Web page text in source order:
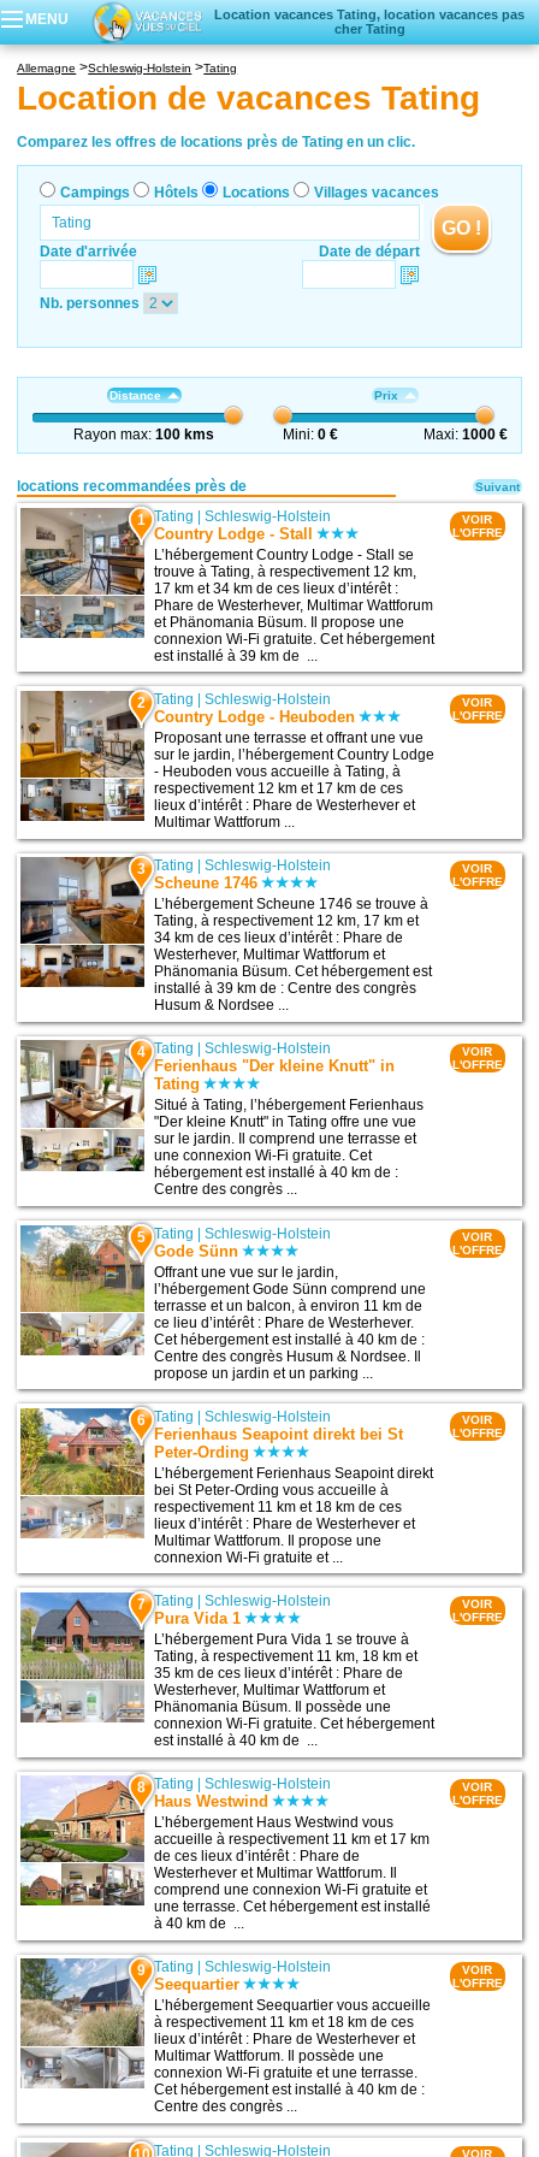
MENU
Location vacances Tating, location vacances pas
cher Tating
Locations vacances
Villages vacances
Allemagne Schleswig-Holstein Tating
Location de vacances Tating
Comparez les offres de locations près de Tating en un clic.
Campings Hôtels Locations Villages vacances
Date d'arrivée Date de départ
GO !
Nb. personnes
Distance
Rayon max:100 kms
Prix
Mini:0 € Maxi: 1000 €
locations recommandées près de
1 Tating |Schleswig-Holstein
Country Lodge - Stall
L’hébergement Country Lodge - Stall se
trouve à Tating, à respectivement 12 km,
17 km et 34 km de ces lieux d’intérêt :
Phare de Westerhever, Multimar Wattforum
et Phänomania Büsum. Il propose une
connexion Wi-Fi gratuite. Cet hébergement
est installé à 39 km de ...
VOIR
L'OFFRE
2 Tating |Schleswig-Holstein
Country Lodge - Heuboden
Proposant une terrasse et offrant une vue
sur le jardin, l’hébergement Country Lodge
- Heuboden vous accueille à Tating, à
respectivement 12 km et 17 km de ces
lieux d’intérêt : Phare de Westerhever et
Multimar Wattforum ...
VOIR
L'OFFRE
3 Tating |Schleswig-Holstein
Scheune 1746
L’hébergement Scheune 1746 se trouve à
Tating, à respectivement 12 km, 17 km et
34 km de ces lieux d’intérêt : Phare de
Westerhever, Multimar Wattforum et
Phänomania Büsum. Cet hébergement est
installé à 39 km de : Centre des congrès
Husum & Nordsee ...
VOIR
L'OFFRE
4 Tating |Schleswig-Holstein
Ferienhaus "Der kleine Knutt" in
Tating
Situé à Tating, l’hébergement Ferienhaus
"Der kleine Knutt" in Tating offre une vue
sur le jardin. Il comprend une terrasse et
une connexion Wi-Fi gratuite. Cet
hébergement est installé à 40 km de :
Centre des congrès ...
VOIR
L'OFFRE
5 Tating |Schleswig-Holstein
Gode Sünn
Offrant une vue sur le jardin,
l’hébergement Gode Sünn comprend une
terrasse et un balcon, à environ 11 km de
ce lieu d’intérêt : Phare de Westerhever.
Cet hébergement est installé à 40 km de :
Centre des congrès Husum & Nordsee. Il
propose un jardin et un parking ...
VOIR
L'OFFRE
6 Tating |Schleswig-Holstein
Ferienhaus Seapoint direkt bei St
Peter-Ording
L’hébergement Ferienhaus Seapoint direkt
bei St Peter-Ording vous accueille à
respectivement 11 km et 18 km de ces
lieux d’intérêt : Phare de Westerhever et
Multimar Wattforum. Il propose une
connexion Wi-Fi gratuite et ...
VOIR
L'OFFRE
7 Tating |Schleswig-Holstein
Pura Vida 1
L’hébergement Pura Vida 1 se trouve à
Tating, à respectivement 11 km, 18 km et
35 km de ces lieux d’intérêt : Phare de
Westerhever, Multimar Wattforum et
Phänomania Büsum. Il possède une
connexion Wi-Fi gratuite. Cet hébergement
est installé à 40 km de ...
VOIR
L'OFFRE
8 Tating |Schleswig-Holstein
Haus Westwind
L’hébergement Haus Westwind vous
accueille à respectivement 11 km et 17 km
de ces lieux d’intérêt : Phare de
Westerhever et Multimar Wattforum. Il
comprend une connexion Wi-Fi gratuite et
une terrasse. Cet hébergement est installé
à 40 km de ...
VOIR
L'OFFRE
9 Tating |Schleswig-Holstein
Seequartier
L’hébergement Seequartier vous accueille
à respectivement 11 km et 18 km de ces
lieux d’intérêt : Phare de Westerhever et
Multimar Wattforum. Il possède une
connexion Wi-Fi gratuite et une terrasse.
Cet hébergement est installé à 40 km de :
Centre des congrès ...
VOIR
L'OFFRE
Tating |Schleswig-Holstein VOIR
Suivant